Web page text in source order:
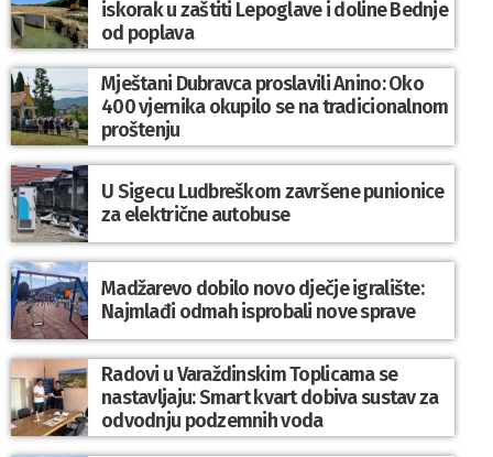
iskorak u zaštiti Lepoglave i doline Bednje
od poplava
Mještani Dubravca proslavili Anino: Oko
400 vjernika okupilo se na tradicionalnom
proštenju
U Sigecu Ludbreškom završene punionice
za električne autobuse
Madžarevo dobilo novo dječje igralište:
Najmlađi odmah isprobali nove sprave
Radovi u Varaždinskim Toplicama se
nastavljaju: Smart kvart dobiva sustav za
odvodnju podzemnih voda